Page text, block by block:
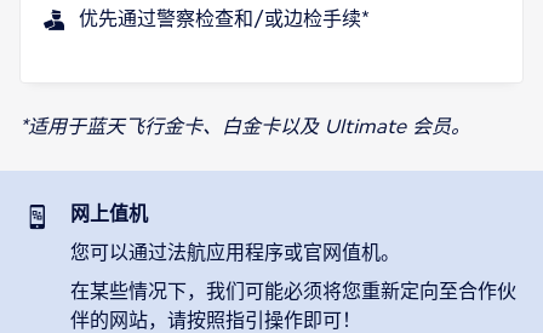
优先通过警察检查和/或边检手续*
*适用于蓝天飞行金卡、白金卡以及 Ultimate 会员。
网上值机
您可以通过法航应用程序或官网值机。
在某些情况下，我们可能必须将您重新定向至合作伙
伴的网站，请按照指引操作即可！